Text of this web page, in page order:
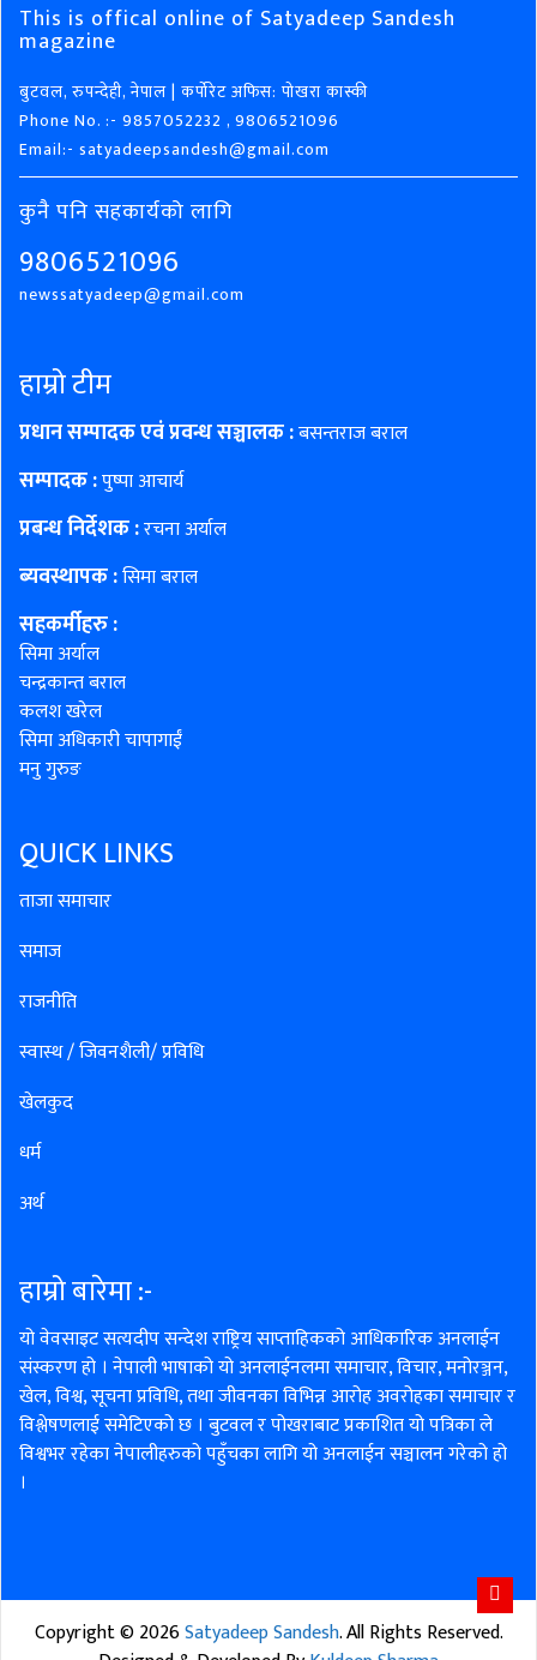
This is offical online of Satyadeep Sandesh
magazine
बुटवल, रुपन्देही, नेपाल | कर्पोरेट अफिस: पोखरा कास्की
Phone No. :- 9857052232 , 9806521096
Email:- satyadeepsandesh@gmail.com
कुनै पनि सहकार्यको लागि
9806521096
newssatyadeep@gmail.com
हाम्रो टीम
प्रधान सम्पादक एवं प्रवन्ध सञ्चालक :बसन्तराज बराल
सम्पादक :पुष्पा आचार्य
प्रबन्ध निर्देशक :रचना अर्याल
ब्यवस्थापक :सिमा बराल
सहकर्मीहरु:
सिमा अर्याल
चन्द्रकान्त बराल
कलश खरेल
सिमा अधिकारी चापागाईं
मनु गुरुङ
QUICK LINKS
ताजा समाचार
समाज
राजनीति
स्वास्थ / जिवनशैली/ प्रविधि
खेलकुद
धर्म
अर्थ
हाम्रो बारेमा :-
यो वेवसाइट सत्यदीप सन्देश राष्ट्रिय साप्ताहिकको आधिकारिक अनलाईन
संस्करण हो । नेपाली भाषाको यो अनलाईनलमा समाचार, विचार, मनोरञ्जन,
खेल, विश्व, सूचना प्रविधि, तथा जीवनका विभिन्न आरोह अवरोहका समाचार र
विश्लेषणलाई समेटिएको छ । बुटवल र पोखराबाट प्रकाशित यो पत्रिका ले
विश्वभर रहेका नेपालीहरुको पहुँचका लागि यो अनलाईन सञ्चालन गरेको हो
।
Copyright ©2026Satyadeep Sandesh. All Rights Reserved.